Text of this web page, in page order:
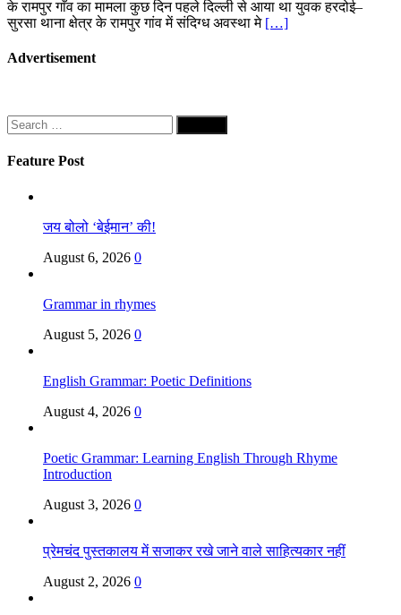
के रामपुर गाँव का मामला कुछ दिन पहले दिल्ली से आया था युवक हरदोई–
सुरसा थाना क्षेत्र के रामपुर गांव में संदिग्ध अवस्था मे […]
Advertisement
Search
for:
Feature Post
जय बोलो ‘बेईमान’ की!
August 6, 2026 0
Grammar in rhymes
August 5, 2026 0
English Grammar: Poetic Definitions
August 4, 2026 0
Poetic Grammar: Learning English Through Rhyme
Introduction
August 3, 2026 0
प्रेमचंद पुस्तकालय में सजाकर रखे जाने वाले साहित्यकार नहीं
August 2, 2026 0